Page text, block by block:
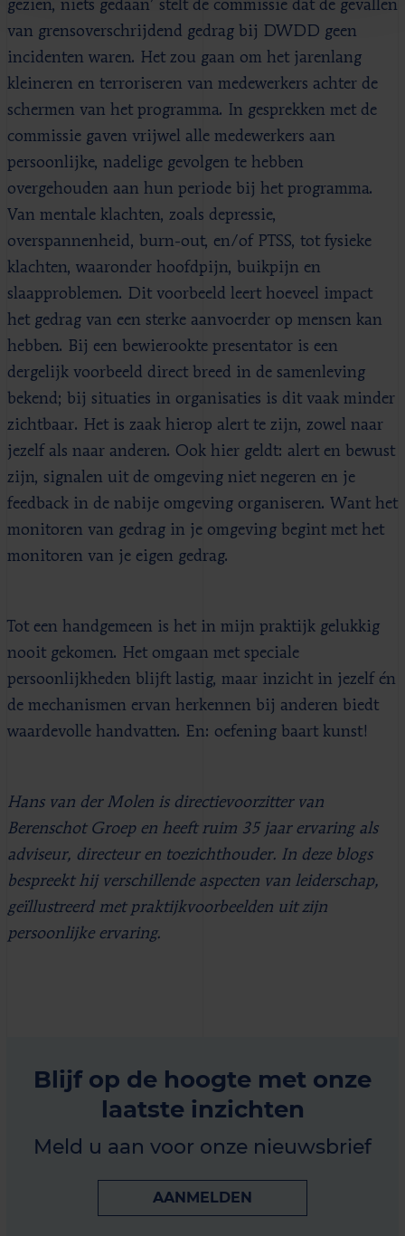
gezien, niets gedaan’ stelt de commissie dat de gevallen
van grensoverschrijdend gedrag bij DWDD geen
incidenten waren. Het zou gaan om het jarenlang
kleineren en terroriseren van medewerkers achter de
schermen van het programma. In gesprekken met de
commissie gaven vrijwel alle medewerkers aan
persoonlijke, nadelige gevolgen te hebben
overgehouden aan hun periode bij het programma.
Van mentale klachten, zoals depressie,
overspannenheid, burn-out, en/of PTSS, tot fysieke
klachten, waaronder hoofdpijn, buikpijn en
slaapproblemen. Dit voorbeeld leert hoeveel impact
het gedrag van een sterke aanvoerder op mensen kan
hebben. Bij een bewierookte presentator is een
dergelijk voorbeeld direct breed in de samenleving
bekend; bij situaties in organisaties is dit vaak minder
zichtbaar. Het is zaak hierop alert te zijn, zowel naar
jezelf als naar anderen. Ook hier geldt: alert en bewust
zijn, signalen uit de omgeving niet negeren en je
feedback in de nabije omgeving organiseren. Want het
monitoren van gedrag in je omgeving begint met het
monitoren van je eigen gedrag.
Tot een handgemeen is het in mijn praktijk gelukkig
nooit gekomen. Het omgaan met speciale
persoonlijkheden blijft lastig, maar inzicht in jezelf én
de mechanismen ervan herkennen bij anderen biedt
waardevolle handvatten. En: oefening baart kunst!
Hans van der Molen is directievoorzitter van
Berenschot Groep en heeft ruim 35 jaar ervaring als
adviseur, directeur en toezichthouder. In deze blogs
bespreekt hij verschillende aspecten van leiderschap,
geïllustreerd met praktijkvoorbeelden uit zijn
persoonlijke ervaring.
Blijf op de hoogte met onze
laatste inzichten
Meld u aan voor onze nieuwsbrief
AANMELDEN